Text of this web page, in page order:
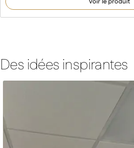
Des idées inspirantes